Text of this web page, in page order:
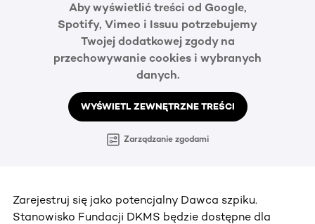
Aby wyświetlić treści od Google,
Spotify, Vimeo i Issuu potrzebujemy
Twojej dodatkowej zgody na
przechowywanie cookies i wybranych
danych.
WYŚWIETL ZEWNĘTRZNE TREŚCI
Zarządzanie zgodami
Zarejestruj się jako potencjalny Dawca szpiku.
Stanowisko Fundacji DKMS będzie dostępne dla